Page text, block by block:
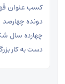
کسب عنوان
دونده چهارصد
چهارده سال
دست به کار